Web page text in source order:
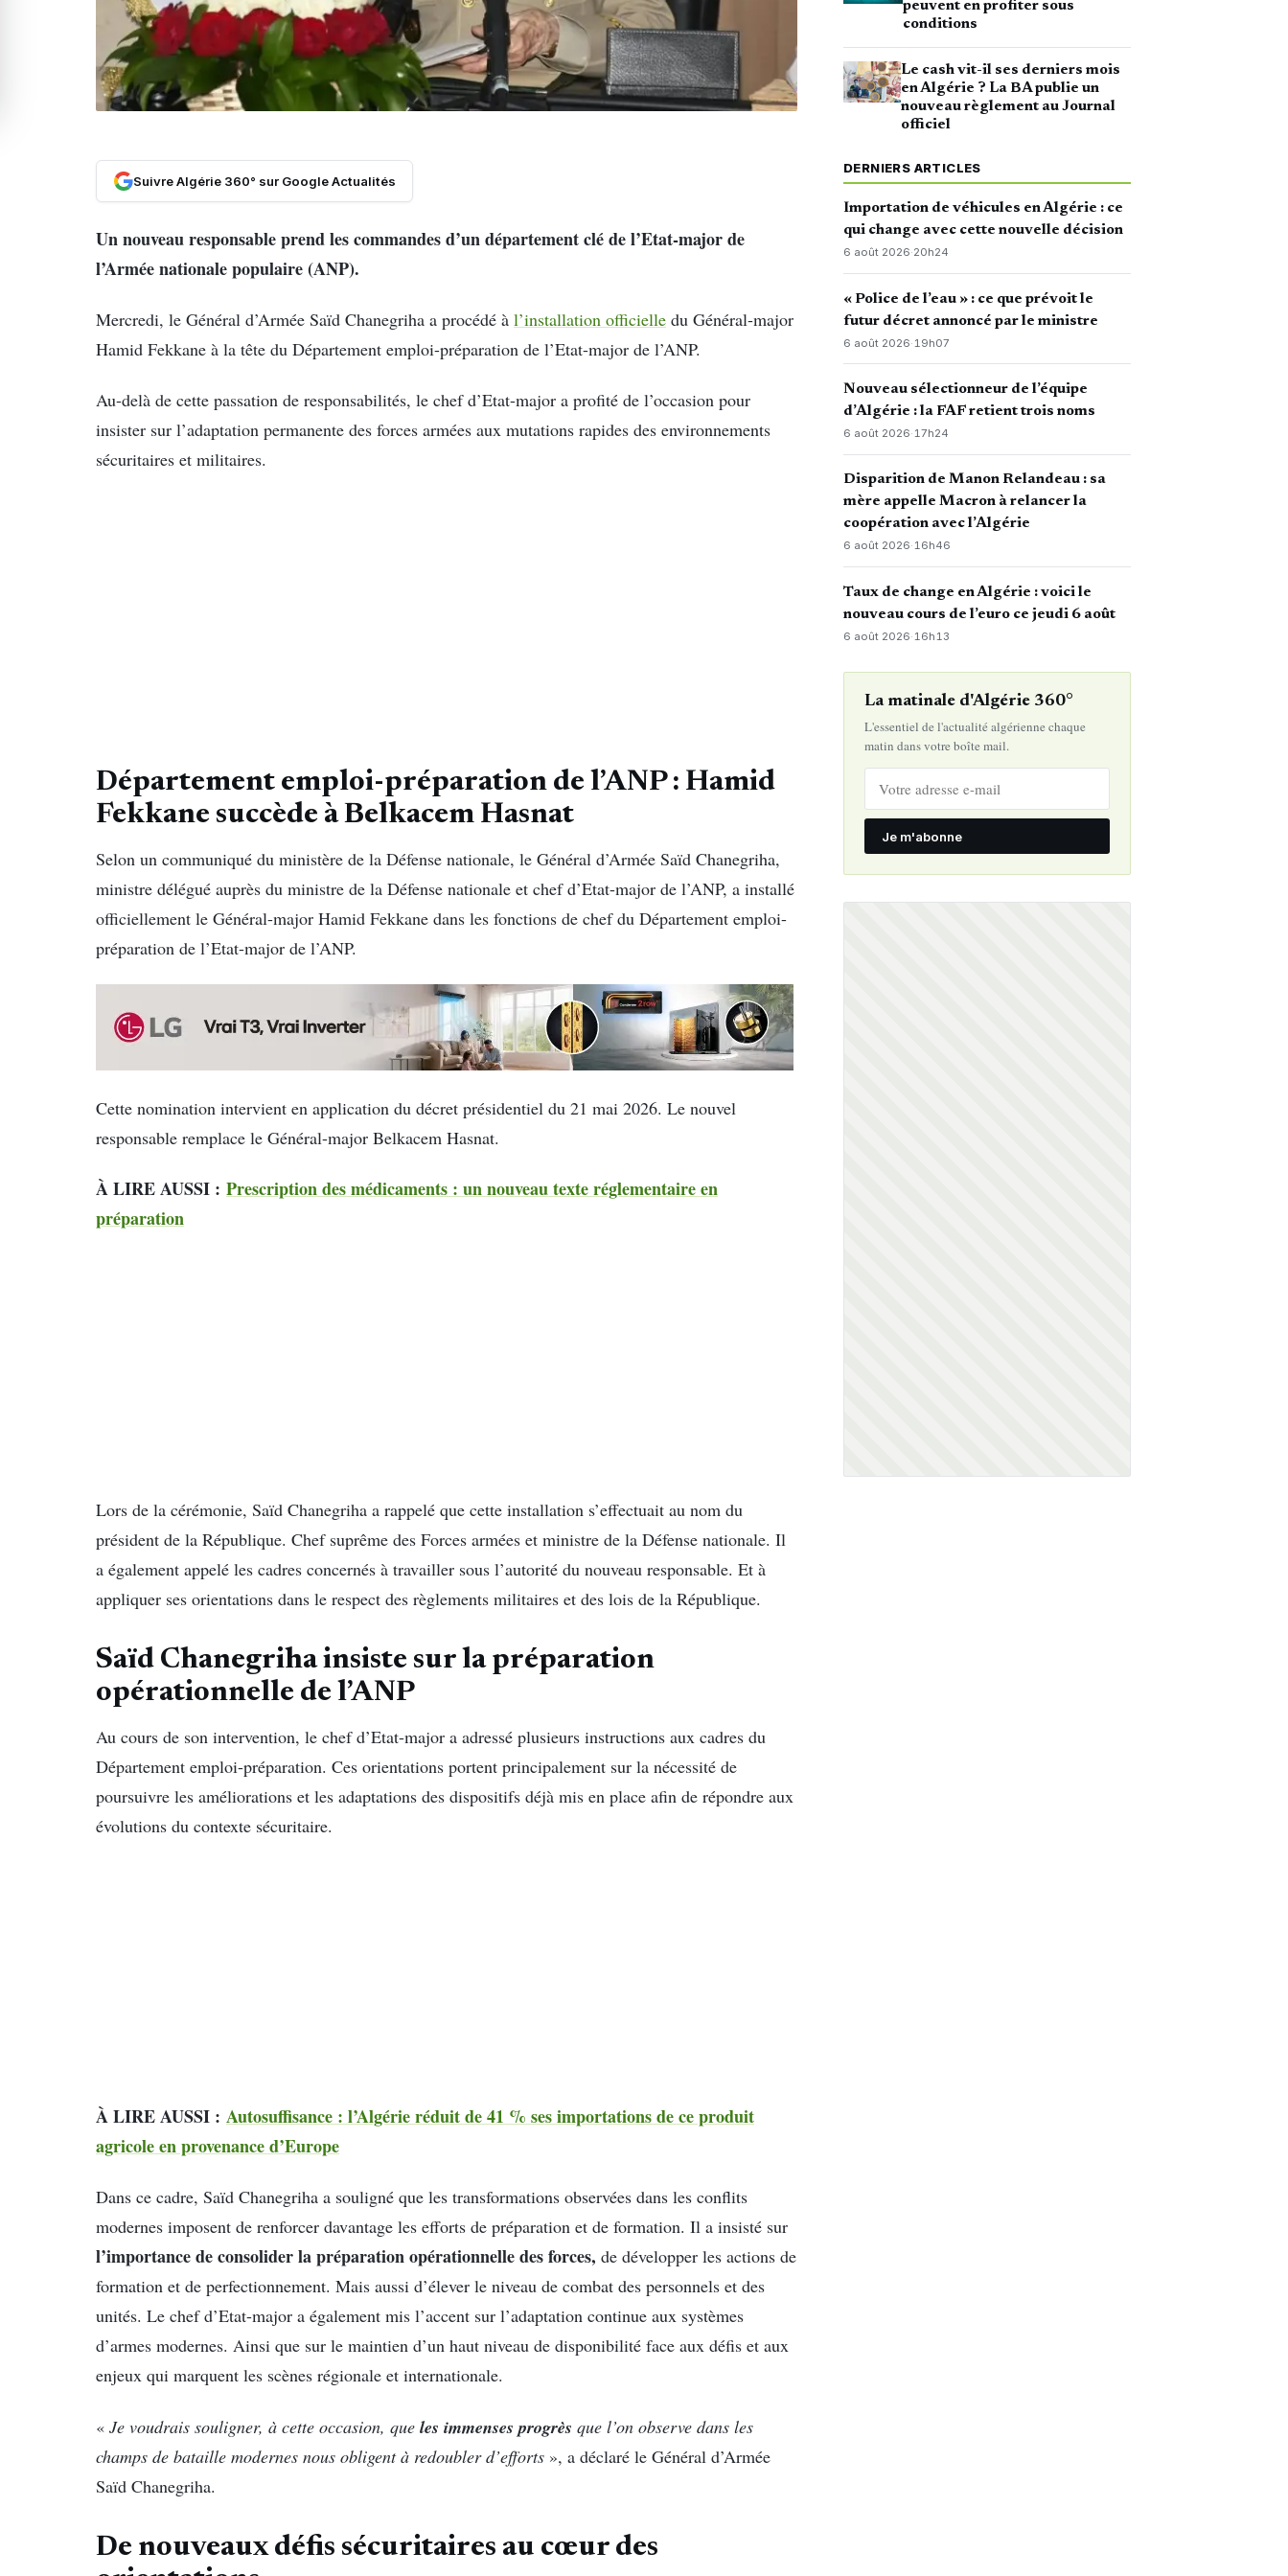
Suivre Algérie 360° sur Google Actualités
Un nouveau responsable prend les commandes d’un département clé de l’Etat-major de
l’Armée nationale populaire (ANP).
Mercredi, le Général d’Armée Saïd Chanegriha a procédé à l’installation officielle du Général-major
Hamid Fekkane à la tête du Département emploi-préparation de l’Etat-major de l’ANP.
Au-delà de cette passation de responsabilités, le chef d’Etat-major a profité de l’occasion pour
insister sur l’adaptation permanente des forces armées aux mutations rapides des environnements
sécuritaires et militaires.
Département emploi-préparation de l’ANP : Hamid
Fekkane succède à Belkacem Hasnat
Selon un communiqué du ministère de la Défense nationale, le Général d’Armée Saïd Chanegriha,
ministre délégué auprès du ministre de la Défense nationale et chef d’Etat-major de l’ANP, a installé
officiellement le Général-major Hamid Fekkane dans les fonctions de chef du Département emploi-
préparation de l’Etat-major de l’ANP.
Cette nomination intervient en application du décret présidentiel du 21 mai 2026. Le nouvel
responsable remplace le Général-major Belkacem Hasnat.
À LIRE AUSSI : Prescription des médicaments : un nouveau texte réglementaire en
préparation
Lors de la cérémonie, Saïd Chanegriha a rappelé que cette installation s’effectuait au nom du
président de la République. Chef suprême des Forces armées et ministre de la Défense nationale. Il
a également appelé les cadres concernés à travailler sous l’autorité du nouveau responsable. Et à
appliquer ses orientations dans le respect des règlements militaires et des lois de la République.
Saïd Chanegriha insiste sur la préparation
opérationnelle de l’ANP
Au cours de son intervention, le chef d’Etat-major a adressé plusieurs instructions aux cadres du
Département emploi-préparation. Ces orientations portent principalement sur la nécessité de
poursuivre les améliorations et les adaptations des dispositifs déjà mis en place afin de répondre aux
évolutions du contexte sécuritaire.
À LIRE AUSSI : Autosuffisance : l’Algérie réduit de 41 % ses importations de ce produit
agricole en provenance d’Europe
Dans ce cadre, Saïd Chanegriha a souligné que les transformations observées dans les conflits
modernes imposent de renforcer davantage les efforts de préparation et de formation. Il a insisté sur
l’importance de consolider la préparation opérationnelle des forces, de développer les actions de
formation et de perfectionnement. Mais aussi d’élever le niveau de combat des personnels et des
unités. Le chef d’Etat-major a également mis l’accent sur l’adaptation continue aux systèmes
d’armes modernes. Ainsi que sur le maintien d’un haut niveau de disponibilité face aux défis et aux
enjeux qui marquent les scènes régionale et internationale.
« Je voudrais souligner, à cette occasion, que les immenses progrès que l’on observe dans les
champs de bataille modernes nous obligent à redoubler d’efforts », a déclaré le Général d’Armée
Saïd Chanegriha.
De nouveaux défis sécuritaires au cœur des
peuvent en profiter sous
conditions
Le cash vit-il ses derniers mois
en Algérie ? La BA publie un
nouveau règlement au Journal
officiel
DERNIERS ARTICLES
Importation de véhicules en Algérie : ce
qui change avec cette nouvelle décision
6 août 2026·20h24
« Police de l’eau » : ce que prévoit le
futur décret annoncé par le ministre
6 août 2026· 19h07
Nouveau sélectionneur de l’équipe
d’Algérie : la FAF retient trois noms
6 août 2026·17h24
Disparition de Manon Relandeau : sa
mère appelle Macron à relancer la
coopération avec l’Algérie
6 août 2026·16h46
Taux de change en Algérie : voici le
nouveau cours de l’euro ce jeudi 6 août
6 août 2026· 16h13
La matinale d'Algérie 360°
L'essentiel de l'actualité algérienne chaque
matin dans votre boîte mail.
Je m'abonne